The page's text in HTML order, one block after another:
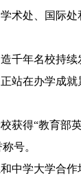
处、国际处
年名校持续
站在办学成
得“教育部
号。
学大学合作